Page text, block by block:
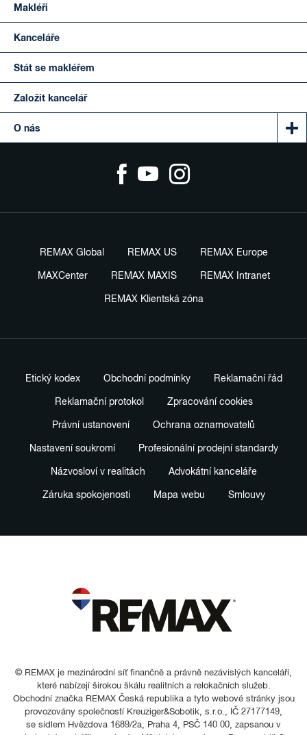
Makléři
Kanceláře
Stát se makléřem
Založit kancelář
O nás
REMAX Global REMAX US REMAX Europe
MAXCenter REMAX MAXIS REMAX Intranet
REMAX Klientská zóna
Etický kodex Obchodní podmínky Reklamační řád
Reklamační protokol Zpracování cookies
Právní ustanovení Ochrana oznamovatelů
Nastavení soukromí Profesionální prodejní standardy
Názvosloví v realitách Advokátní kanceláře
Záruka spokojenosti Mapa webu Smlouvy
© REMAX je mezinárodní síť finančně a právně nezávislých kanceláří,
které nabízejí širokou škálu realitních a relokačních služeb.
Obchodní značka REMAX Česká republika a tyto webové stránky jsou
provozovány společností Kreuziger&Sobotik, s.r.o., IČ 27177149,
se sídlem Hvězdova 1689/2a, Praha 4, PSČ 140 00, zapsanou v